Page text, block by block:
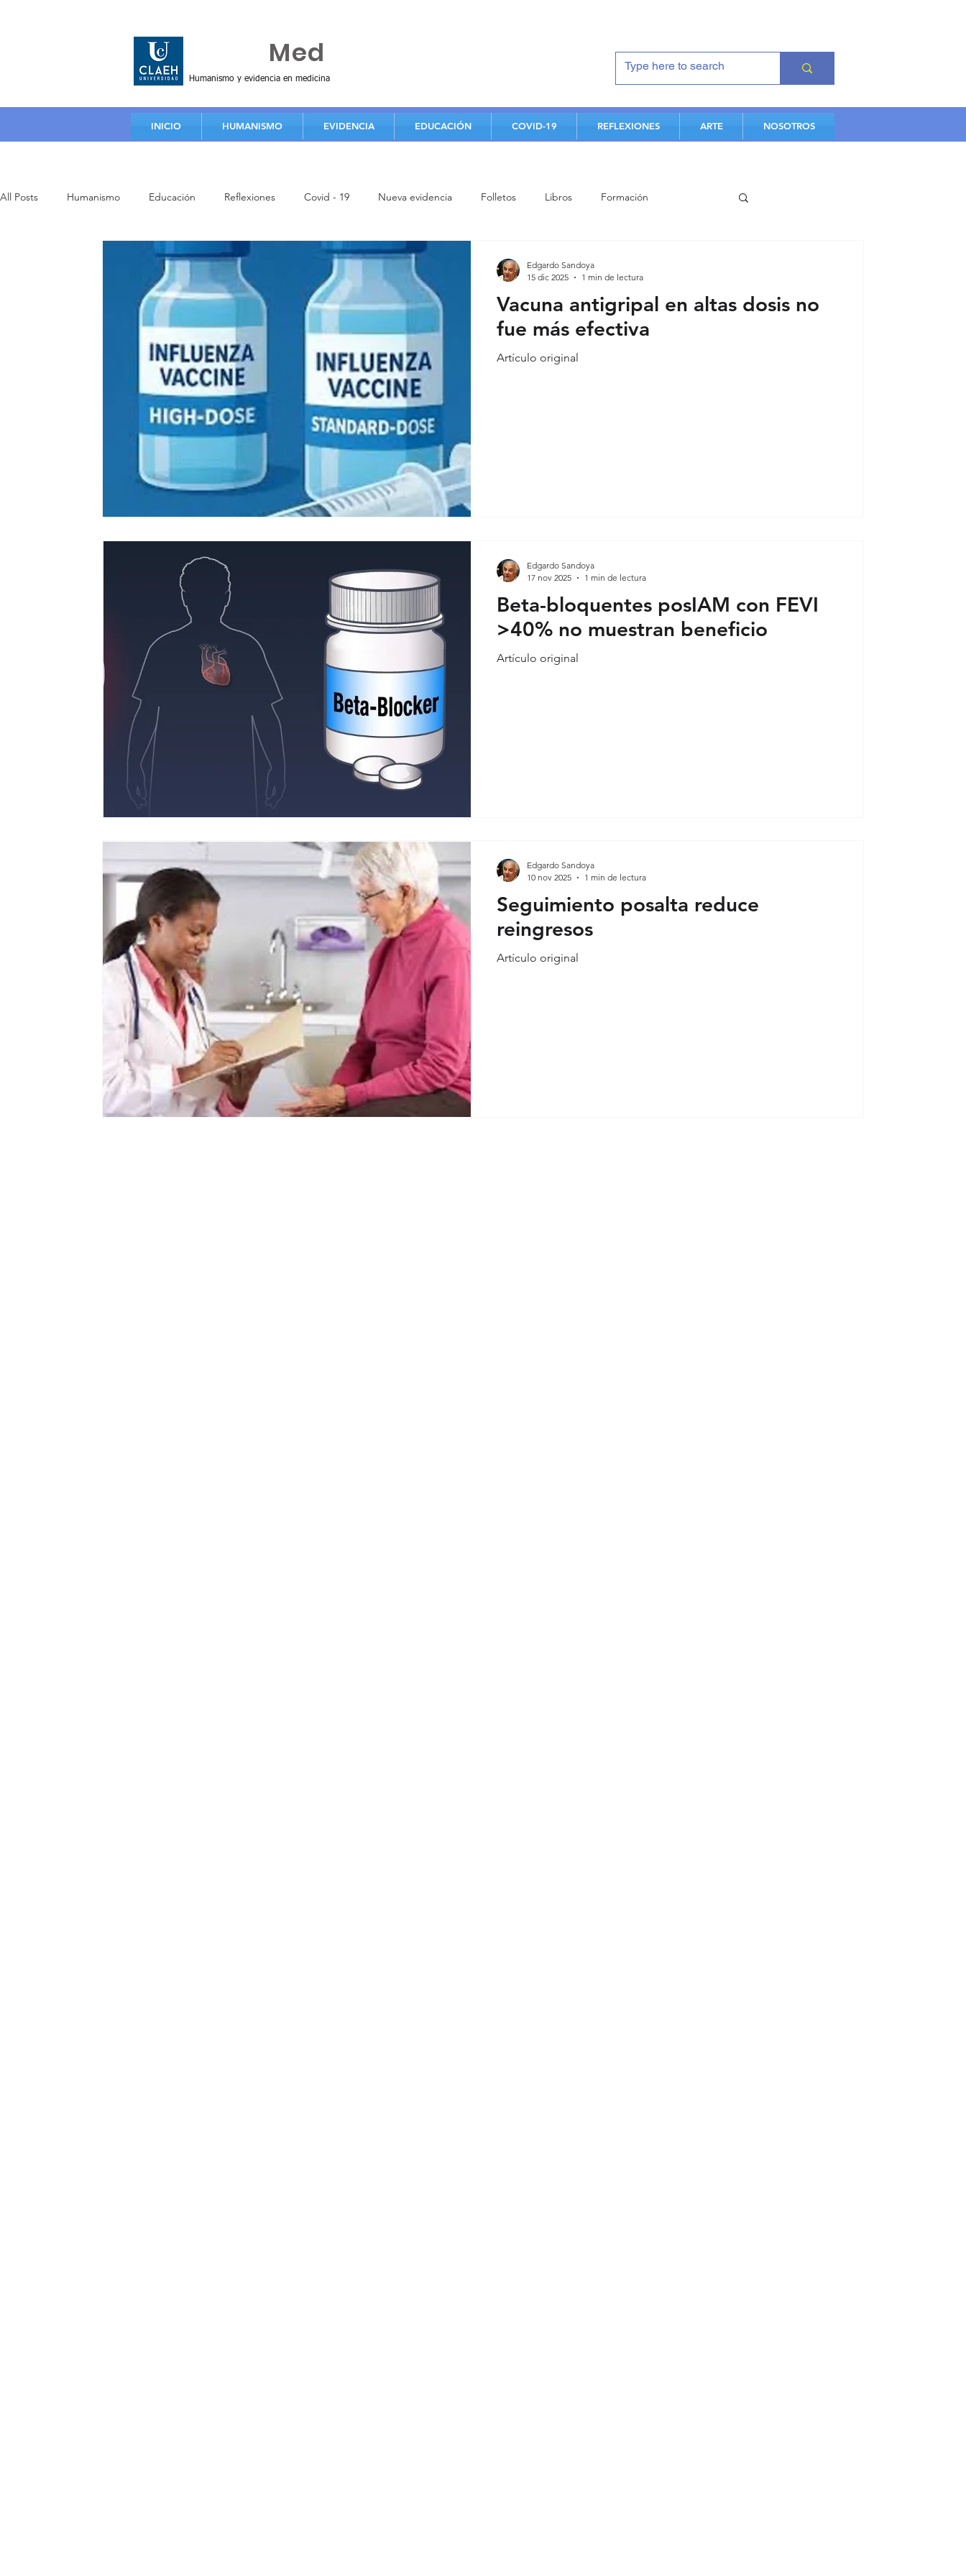
Humanismo y evidencia en medicina
Med
INICIO HUMANISMO EVIDENCIA EDUCACIÓN COVID-19 REFLEXIONES ARTE NOSOTROS
All Posts Humanismo Educación Reflexiones Covid - 19 Nueva evidencia Folletos Libros Formación
Artículos Video de educación Estudiantes Aportes de facultad
Práctica clínica Formación humanista Contenidos de humanismo Conferencia Enfermedad cardiovascular
Investigacion propia Publicaciones internacionales Covid-19 evidencia
Lista de folletos Clases
Vacuna antigripal en altas dosis no
fue más efectiva
Artículo original
Edgardo Sandoya
15 dic 2025
1 min de lectura
Beta-bloquentes posIAM con FEVI
>40% no muestran beneficio
Artículo original
Edgardo Sandoya
17 nov 2025
1 min de lectura
Seguimiento posalta reduce
reingresos
Artículo original
Edgardo Sandoya
10 nov 2025
1 min de lectura